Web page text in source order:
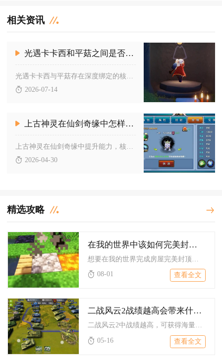
相关资讯
光遇卡卡西和平菇之间是否有联系
2026-07-14
上古神灵在仙剑奇缘中怎样增加能力
2026-04-30
精选攻略
在我的世界中该如何完美封顶我的房子
08-01
查看全文
二战风云2战绩越高会带来什么好处
二战风云2中战绩越高，可获得海量钻石、珍稀道具、专属荣誉标识...
05-16
查看全文